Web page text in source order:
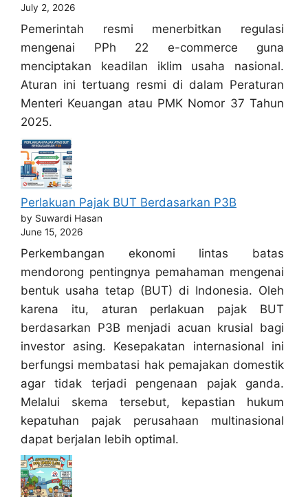
July 2, 2026
Pemerintah resmi menerbitkan regulasi
mengenai PPh 22 e-commerce guna
menciptakan keadilan iklim usaha nasional.
Aturan ini tertuang resmi di dalam Peraturan
Menteri Keuangan atau PMK Nomor 37 Tahun
2025.
Perlakuan Pajak BUT Berdasarkan P3B
by Suwardi Hasan
June 15, 2026
Perkembangan ekonomi lintas batas
mendorong pentingnya pemahaman mengenai
bentuk usaha tetap (BUT) di Indonesia. Oleh
karena itu, aturan perlakuan pajak BUT
berdasarkan P3B menjadi acuan krusial bagi
investor asing. Kesepakatan internasional ini
berfungsi membatasi hak pemajakan domestik
agar tidak terjadi pengenaan pajak ganda.
Melalui skema tersebut, kepastian hukum
kepatuhan pajak perusahaan multinasional
dapat berjalan lebih optimal.